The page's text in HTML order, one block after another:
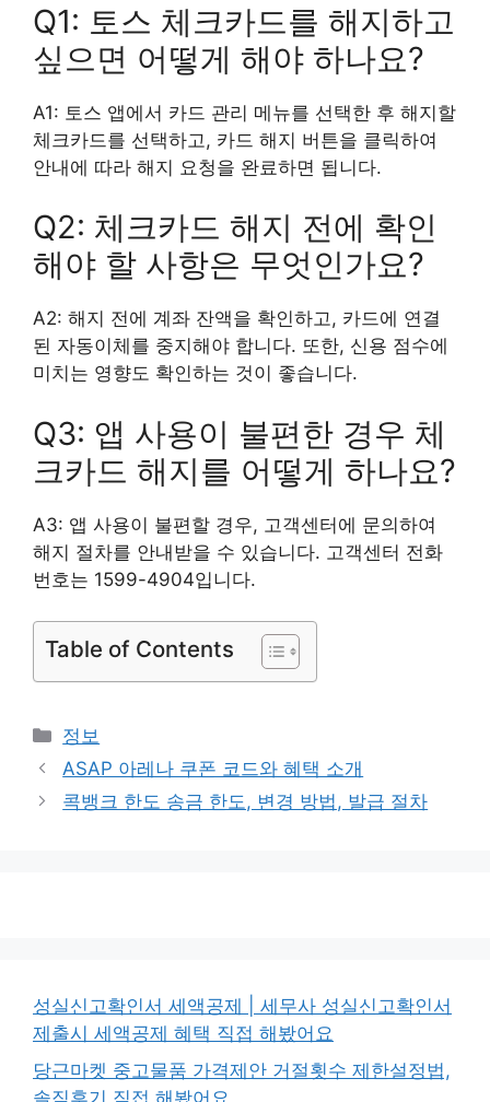
Q1: 토스 체크카드를 해지하고
싶으면 어떻게 해야 하나요?
A1: 토스 앱에서 카드 관리 메뉴를 선택한 후 해지할
체크카드를 선택하고, 카드 해지 버튼을 클릭하여
안내에 따라 해지 요청을 완료하면 됩니다.
Q2: 체크카드 해지 전에 확인
해야 할 사항은 무엇인가요?
A2: 해지 전에 계좌 잔액을 확인하고, 카드에 연결
된 자동이체를 중지해야 합니다. 또한, 신용 점수에
미치는 영향도 확인하는 것이 좋습니다.
Q3: 앱 사용이 불편한 경우 체
크카드 해지를 어떻게 하나요?
A3: 앱 사용이 불편할 경우, 고객센터에 문의하여
해지 절차를 안내받을 수 있습니다. 고객센터 전화
번호는 1599-4904입니다.
Table of Contents
카
테
리
정보
ASAP 아레나 쿠폰 코드와 혜택 소개
콕뱅크 한도 송금 한도, 변경 방법, 발급 절차
성실신고확인서 세액공제 | 세무사 성실신고확인서
제출시 세액공제 혜택 직접 해봤어요
당근마켓 중고물품 가격제안 거절횟수 제한설정법,
솔직후기 직접 해봤어요